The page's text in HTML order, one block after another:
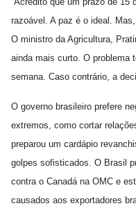
razoável. A paz é o ideal.
O ministro da Agricultura,
ainda mais curto. O problema
semana. Caso contrário, a
O governo brasileiro prefere
extremos, como cortar
preparou um cardápio
golpes sofisticados. O Brasil
contra o Canadá na OMC e
causados aos exportadores